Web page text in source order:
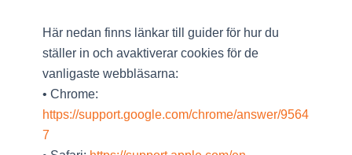
Här nedan finns länkar till guider för hur du
ställer in och avaktiverar cookies för de
vanligaste webbläsarna:
• Chrome:
https://support.google.com/chrome/answer/9564
7